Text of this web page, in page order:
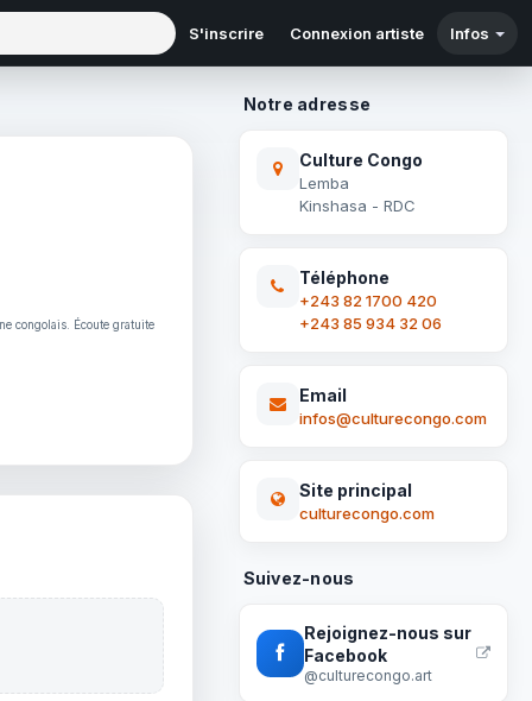
S'inscrire Connexion artiste Infos
congolais. Écoute gratuite
Notre adresse
Culture Congo
Lemba
Kinshasa - RDC
Téléphone
+243 82 1700 420
+243 85 934 32 06
Email
infos@culturecongo.com
Site principal
culturecongo.com
Suivez-nous
Rejoignez-nous sur
Facebook
@culturecongo.art